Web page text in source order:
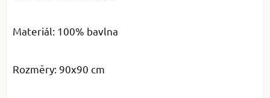
Materiál: 100% bavlna
Rozměry: 90x90 cm